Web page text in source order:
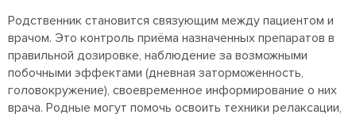
Родственник становится связующим между пациентом и
врачом. Это контроль приёма назначенных препаратов в
правильной дозировке, наблюдение за возможными
побочными эффектами (дневная заторможенность,
головокружение), своевременное информирование о них
врача. Родные могут помочь освоить техники релаксации,